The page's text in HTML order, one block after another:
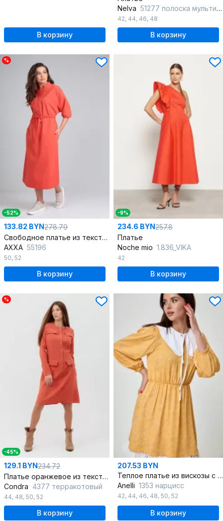
В корзину
Nelva 51277 полоска мультиколор
42, 44, 46, 48
В корзину
%
-52%
133.82 BYN278.79
Свободное платье из текстиля с ремнем и рукавом до локтя
AXXA 55196
50, 52
В корзину
-9%
234.6 BYN257.8
Платье
Noche mio 1.836_VIKA
42
В корзину
%
-45%
129.1 BYN234.72
Платье оранжевое из текстиля с разрезами и рукавом 3/4
Condra 4377 терракотовый
44, 48, 50, 52
В корзину
207.53 BYN
Теплое платье из вискозы с эластичной линией талии и цветочным принтом
Anelli 1353 нарцисс
42, 44, 46, 48, 50, 52
В корзину